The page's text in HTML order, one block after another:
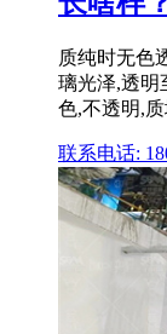
质纯时无色
璃光泽,透明
色,不透明,
联系电话: